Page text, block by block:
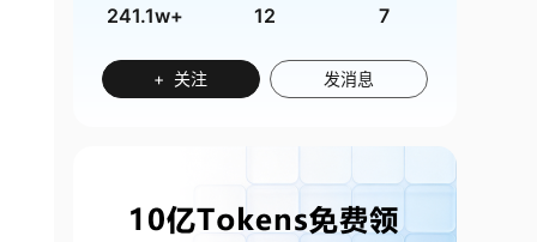
241.1w+ 12 7
+ 关注 发消息